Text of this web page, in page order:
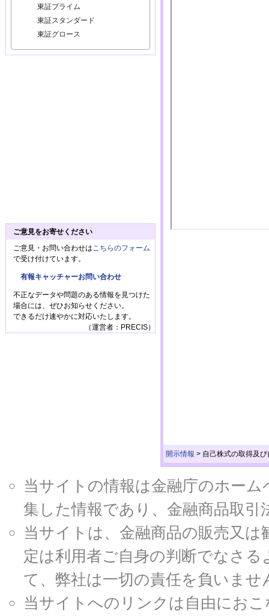
開示情報 > 自己株式の取得及
東証プライム
東証スタンダード
東証グロース
ご意見をお寄せください
ご意見・お問い合わせは こちらのフォーム
で受け付けています。
有報キャッチャーお問い合わせ
不正なデータや問題のある情報を見つけた
場合には、ぜひお知らせください。
できるだけ速やかに対応いたします。
（運営者：PRECIS）
当サイトの情報は金融庁のホー
集した情報であり、金融商品取
当サイトは、金融商品の販売又
定は利用者ご自身の判断でなさ
て、弊社は一切の責任を負いませ
当サイトへのリンクは自由にお